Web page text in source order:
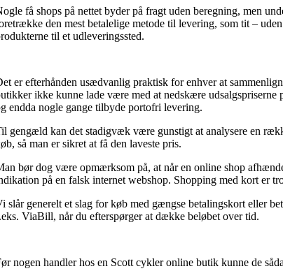
få shops på nettet byder på fragt uden beregning, men
den mest betalelige metode til levering, som tit –
til et udleveringssted.
er efterhånden usædvanlig praktisk for enhver at
ikke kunne lade være med at nedskære
endda nogle gange tilbyde portofri levering.
gengæld kan det stadigvæk være gunstigt at analysere en
så man er sikret at få den laveste pris.
bør dog være opmærksom på, at når en online shop
på en falsk internet webshop. Shopping med kort er
slår generelt et slag for køb med gængse betalingskort eller
ViaBill, når du efterspørger at dække beløbet over tid.
nogen handler hos en Scott cykler online butik kunne de